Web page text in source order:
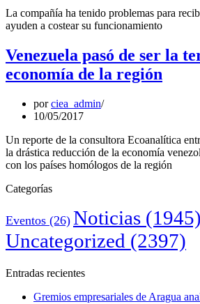
La compañía ha tenido problemas para
ayuden a costear su funcionamiento
Venezuela pasó de ser la
economía de la región
porciea_admin
10/05/2017
Un reporte de la consultora Ecoanalítica
la drástica reducción de la economía
con los países homólogos de la región
Categorías
Eventos (26) Noticias (1945)
Uncategorized (2397)
Entradas recientes
Gremios empresariales de Aragua